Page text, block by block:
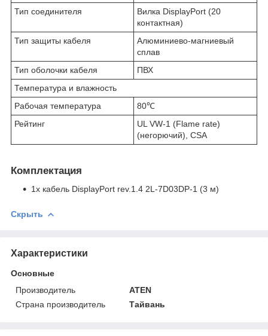
Тип соединителя
Вилка DisplayPort (20
контактная)
Тип защиты кабеля
Алюминиево-магниевый
сплав
Тип оболочки кабеля
ПВХ
Температура и влажность
Рабочая температура
80℃
Рейтинг
UL VW-1 (Flame rate)
(негорючий), CSA
Комплектация
1x кабель DisplayPort rev.1.4 2L-7D03DP-1 (3 м)
Скрыть
Характеристики
Основные
Производитель
ATEN
Страна производитель
Тайвань